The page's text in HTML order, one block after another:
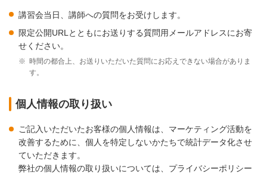
講習会当日、講師への質問をお受けします。
限定公開URLとともにお送りする質問用メールアドレスにお寄
せください。
※ 時間の都合上、お送りいただいた質問にお応えできない場合がありま
す。
個人情報の取り扱い
ご記入いただいたお客様の個人情報は、マーケティング活動を
改善するために、個人を特定しないかたちで統計データ化させ
ていただきます。
弊社の個人情報の取り扱いについては、プライバシーポリシー